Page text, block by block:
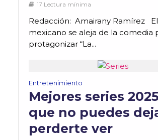
17 Lectura mínima
Redacción: Amairany Ramírez
mexicano se aleja de la comedia
protagonizar “La...
Entretenimiento
Mejores series
que no puedes
perderte ver